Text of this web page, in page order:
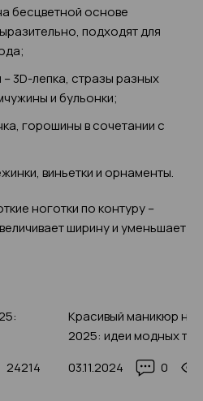
бесцветной основе
подходят для
3D-лепка, стразы разных
и бульонки;
горошины в сочетании с
виньетки и орнаменты.
ноготки по контуру –
ширину и уменьшает
24214
Красивый маникюр на
2025: идеи модных
03.11.2024 0